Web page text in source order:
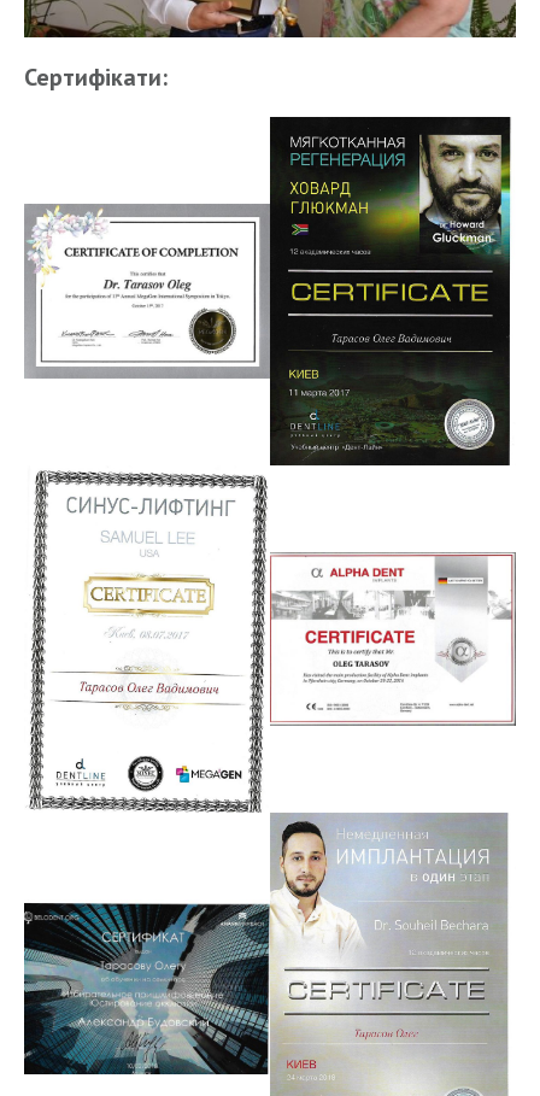
Сертифікати: